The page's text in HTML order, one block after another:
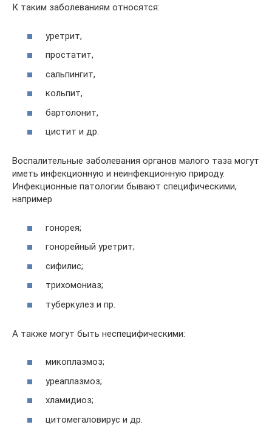
К таким заболеваниям относятся:
уретрит,
простатит,
сальпингит,
кольпит,
бартолонит,
цистит и др.
Воспалительные заболевания органов малого таза могут
иметь инфекционную и неинфекционную природу.
Инфекционные патологии бывают специфическими,
например
гонорея;
гонорейный уретрит;
сифилис;
трихомониаз;
туберкулез и пр.
А также могут быть неспецифическими:
микоплазмоз;
уреаплазмоз;
хламидиоз;
цитомегаловирус и др.